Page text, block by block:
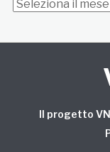
Archivi
Il progetto